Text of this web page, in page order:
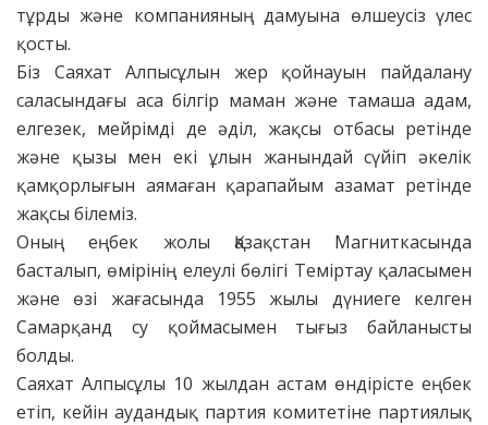
тұрды және компанияның дамуына өлшеусіз үлес
қосты.
Біз Саяхат Алпысұлын жер қойнауын пайдалану
саласындағы аса білгір маман және тамаша адам,
елгезек, мейрімді де әділ, жақсы отбасы ретінде
және қызы мен екі ұлын жанындай сүйіп әкелік
қамқорлығын аямаған қарапайым азамат ретінде
жақсы білеміз.
Оның еңбек жолы Қазақстан Магниткасында
басталып, өмірінің елеулі бөлігі Теміртау қаласымен
және өзі жағасында 1955 жылы дүниеге келген
Самарқанд су қоймасымен тығыз байланысты
болды.
Саяхат Алпысұлы 10 жылдан астам өндірісте еңбек
етіп, кейін аудандық партия комитетіне партиялық